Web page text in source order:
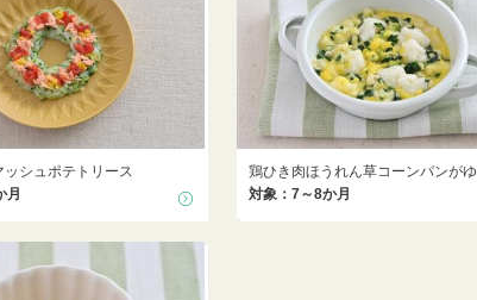
シュポテトリース
月
鶏ひき肉ほうれん草コーンパンがゆ
対象：7～8か月